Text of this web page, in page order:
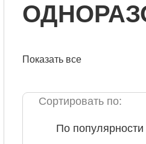
0 руб.
Показать все
Сортировать по:
По популярности